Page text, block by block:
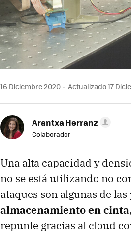
16 Diciembre 2020 Actualizado 17
Arantxa Herranz
Colaborador
Una alta capacidad y
no se está utilizando no
ataques son algunas de
almacenamiento en cinta
repunte gracias al cloud